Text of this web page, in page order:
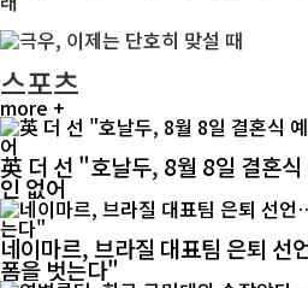
스포츠
more +
英 더 선 "호날두, 8월 8일 결혼
인 없어
네이마르, 브라질 대표팀 은퇴
폼을 벗는다"